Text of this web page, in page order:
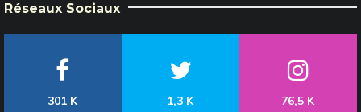
Réseaux Sociaux
301 K
1,3 K
76,5 K